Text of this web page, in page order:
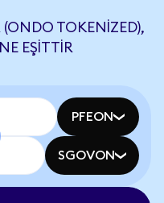
TOKENIZED),
EŞITTIR
PFEON
SGOVON